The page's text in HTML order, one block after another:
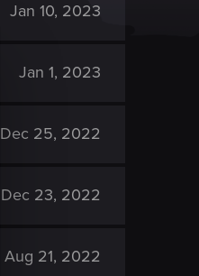
Jan 10, 2023
Jan 1, 2023
Dec 25, 2022
Dec 23, 2022
Aug 21, 2022